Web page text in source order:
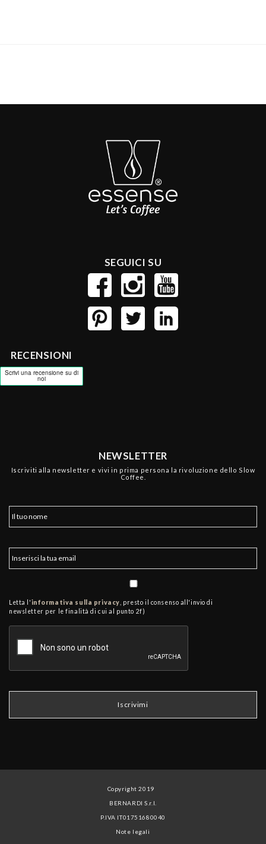
SEGUICI SU
RECENSIONI
NEWSLETTER
Iscriviti alla newsletter e vivi in prima persona la rivoluzione dello Slow
Coffee.
Letta l'informativa sulla privacy, presto il consenso all'invio di
newsletter per le finalità di cui al punto 2f)
Copyright 2019
BERNARDI S.r.l.
P.IVA IT01751680040
Note legali